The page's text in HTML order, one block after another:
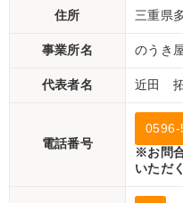
住所 三重県
事業所名 のうき
代表者名 近田
電話番号
0596-
※お問
いただ